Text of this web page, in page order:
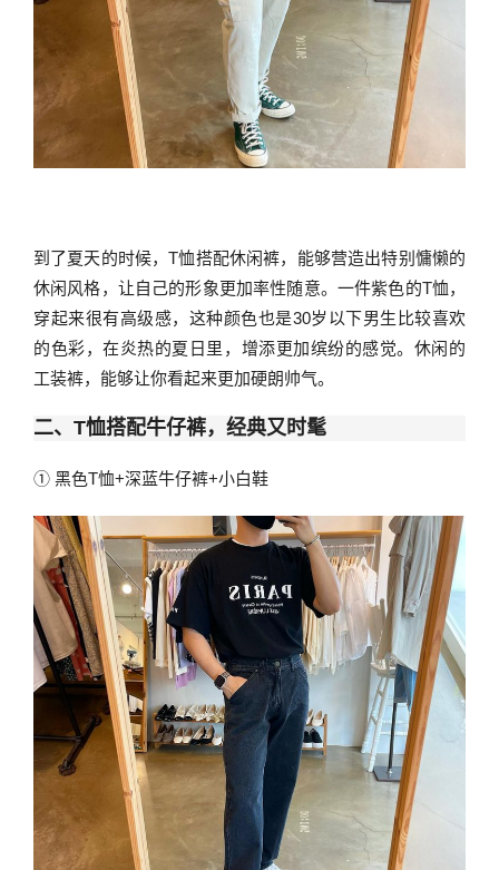
到了夏天的时候，T恤搭配休闲裤，能够营造出特别慵懒的
休闲风格，让自己的形象更加率性随意。一件紫色的T恤，
穿起来很有高级感，这种颜色也是30岁以下男生比较喜欢
的色彩，在炎热的夏日里，增添更加缤纷的感觉。休闲的
工装裤，能够让你看起来更加硬朗帅气。
二、T恤搭配牛仔裤，经典又时髦
① 黑色T恤+深蓝牛仔裤+小白鞋